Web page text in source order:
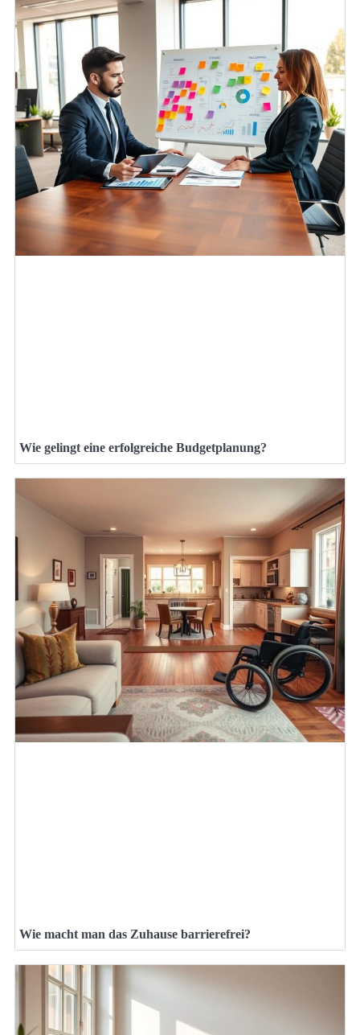
Wie gelingt eine erfolgreiche Budgetplanung?
Wie macht man das Zuhause barrierefrei?